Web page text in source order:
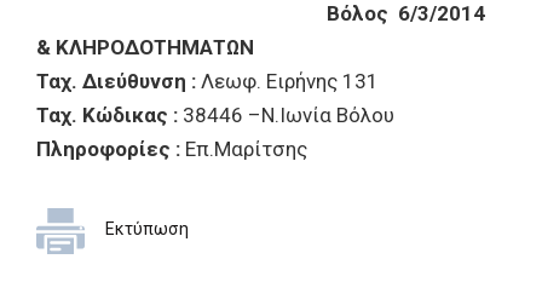
Βόλος 6/3/2014
& ΚΛΗΡΟΔΟΤΗΜΑΤΩΝ
Ταχ. Διεύθυνση : Λεωφ. Ειρήνης 131
Ταχ. Κώδικας : 38446 –Ν.Ιωνία Βόλου
Πληροφορίες : Επ.Μαρίτσης
Εκτύπωση